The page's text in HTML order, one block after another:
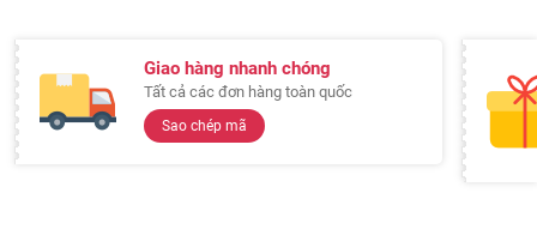
Giao hàng nhanh chóng
Tất cả các đơn hàng toàn quốc
Sao chép mã